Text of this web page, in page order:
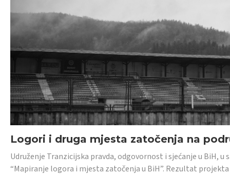
Logori i druga mjesta zatočenja na
Udruženje Tranzicijska pravda, odgovornost i sjećanje u BiH,
“Mapiranje logora i mjesta zatočenja u BiH”. Rezultat